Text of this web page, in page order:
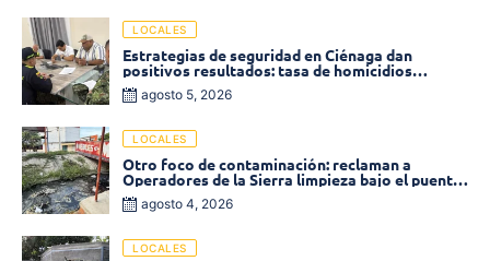
LOCALES
Estrategias de seguridad en Ciénaga dan
positivos resultados: tasa de homicidios
disminuyó un 58% en 2026
agosto 5, 2026
LOCALES
Otro foco de contaminación: reclaman a
Operadores de la Sierra limpieza bajo el puente
de la calle 19 con carrera 11
agosto 4, 2026
LOCALES